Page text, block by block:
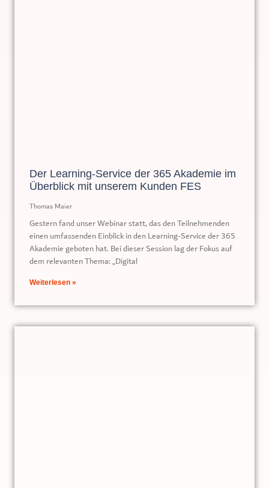
Der Learning-Service der 365 Akademie im
Überblick mit unserem Kunden FES
Thomas Maier
Gestern fand unser Webinar statt, das den Teilnehmenden
einen umfassenden Einblick in den Learning-Service der 365
Akademie geboten hat. Bei dieser Session lag der Fokus auf
dem relevanten Thema: „Digital
Weiterlesen »